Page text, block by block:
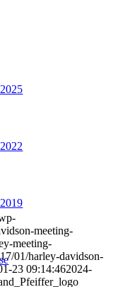
meeting-
meeting-
01/harley-davidson-
23 09:14:462024-